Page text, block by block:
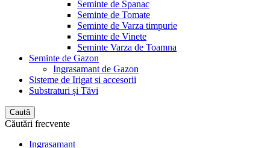
Seminte de Spanac
Seminte de Tomate
Seminte de Varza timpurie
Seminte de Vinete
Seminte Varza de Toamna
Seminte de Gazon
Ingrasamant de Gazon
Sisteme de Irigat si accesorii
Substraturi și Tăvi
Caută
Căutări frecvente
Ingrasamant